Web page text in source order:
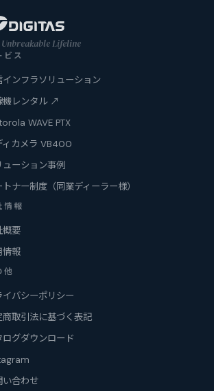
Unbreakable Lifeline
ビス
インフラソリューション
機レンタル ↗
WAVE PTX
ィカメラ VB400
ューション事例
トナー制度（同業ディーラー様）
情報
概要
情報
他
イバシーポリシー
商取引法に基づく表記
ログダウンロード
い合わせ